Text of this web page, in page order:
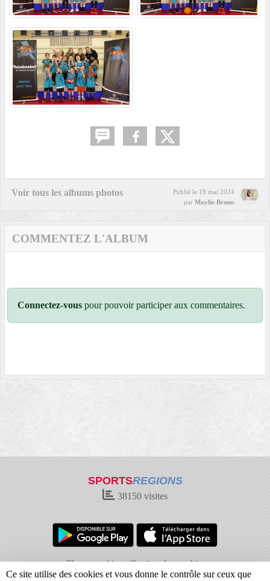
Voir tous les albums photos Publié le 19 mai 2024
par Maylie Bruno
COMMENTEZ L'ALBUM
Connectez-vous pour pouvoir participer aux commentaires.
SPORTSREGIONS
38150 visites
Charte cookies
Gestion des cookies
Informations légales
Signaler un contenu inapproprié
Ce site utilise des cookies et vous donne le contrôle sur ceux que